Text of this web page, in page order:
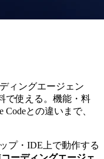
ィングエージェン
で使える。機能・料
との違いまで、
プ・IDE上で動作する